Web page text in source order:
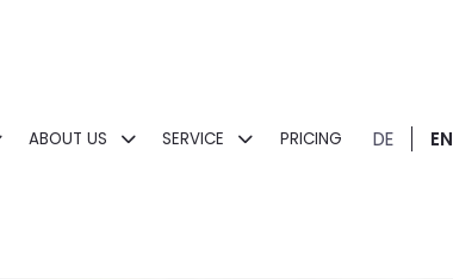
ABOUT US SERVICE PRICING DE EN